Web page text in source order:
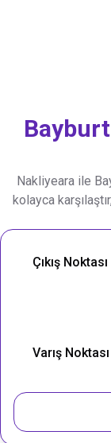
Bayburt
Nakliyeara ile
kolayca
Nakliye Rotası Ara
Çıkış
Varış